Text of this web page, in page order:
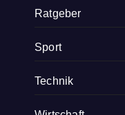
Ratgeber
Sport
Technik